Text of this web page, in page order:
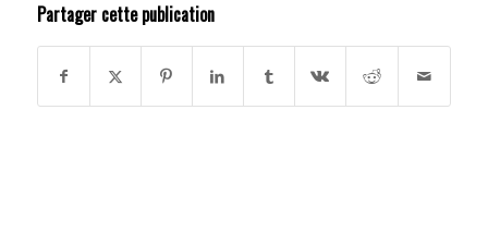
Partager cette publication